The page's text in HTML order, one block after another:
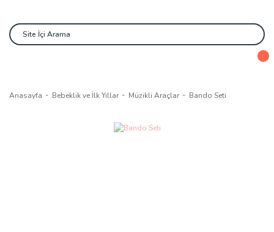
Anasayfa Bebeklik ve İlk Yıllar Müzikli Araçlar Bando Seti